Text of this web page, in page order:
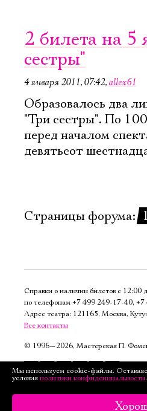
2 билета на 5
сестры"
4 января 2011, 07:42, allex61
Образовалось два
"Три сестры". По
перед началом
девятьсот
Страницы форума: 1
Справки о наличии билетов с 12:00
по телефонам +7 499 249‑17‑40, +7
Адрес театра: 121165, Москва,
Все контакты
© 1996—2026, Мастерская П.
Мы используем cookie-файлы.
условия политики конфиденциальности.